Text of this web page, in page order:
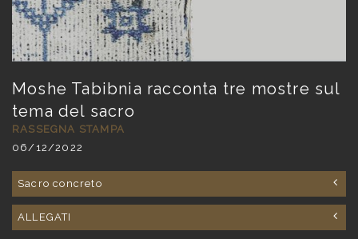
Moshe Tabibnia racconta tre mostre sul
tema del sacro
RASSEGNA STAMPA
06/12/2022
Sacro concreto
ALLEGATI